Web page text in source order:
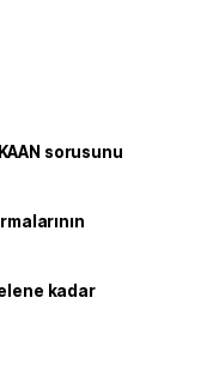
sorusunu
kadar